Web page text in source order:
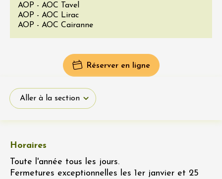
AOP - AOC Tavel
AOP - AOC Lirac
AOP - AOC Cairanne
Réserver en ligne
Aller à la section
Horaires
Toute l'année tous les jours.
Fermetures exceptionnelles les 1er janvier et 25